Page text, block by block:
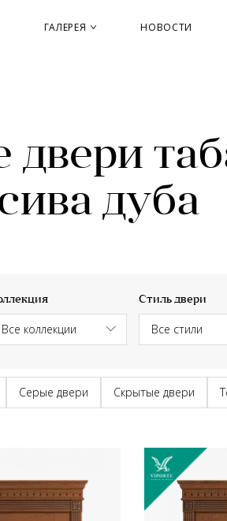
ГАЛЕРЕЯ НОВОСТИ
дуба
Стиль двери
Серые двери Скрытые двери